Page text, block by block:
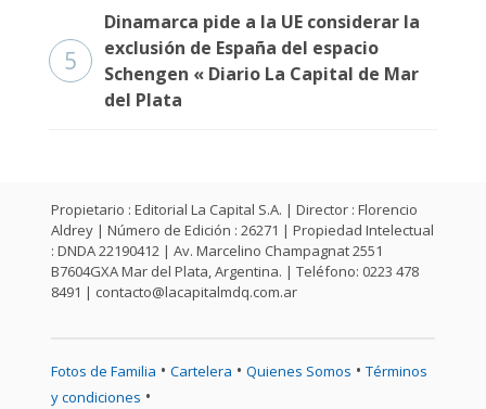
5
Dinamarca pide a la UE considerar la
exclusión de España del espacio
Schengen « Diario La Capital de Mar
del Plata
Propietario : Editorial La Capital S.A. | Director : Florencio
Aldrey | Número de Edición : 26271 | Propiedad Intelectual
: DNDA 22190412 | Av. Marcelino Champagnat 2551
B7604GXA Mar del Plata, Argentina. | Teléfono: 0223 478
8491 | contacto@lacapitalmdq.com.ar
Fotos de Familia • Cartelera • Quienes Somos • Términos
y condiciones •